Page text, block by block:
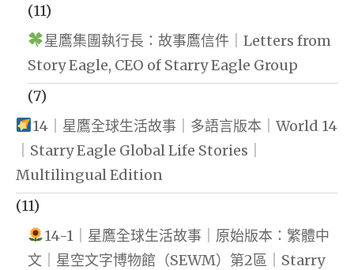
(11)
星鷹集團執行長：故事鷹信件｜Letters from
Story Eagle, CEO of Starry Eagle Group
(7)
14｜星鷹全球生活故事｜多語言版本｜World 14
｜Starry Eagle Global Life Stories｜
Multilingual Edition
(11)
14-1｜星鷹全球生活故事｜原始版本：繁體中
文｜星空文字博物館（SEWM）第2區｜Starry